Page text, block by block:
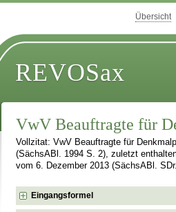
Übersicht
REVOSax
VwV Beauftragte für
Vollzitat: VwV Beauftragte für
(SächsABl. 1994 S. 2), zuletzt
vom 6. Dezember 2013 (SächsABl.
Eingangsformel